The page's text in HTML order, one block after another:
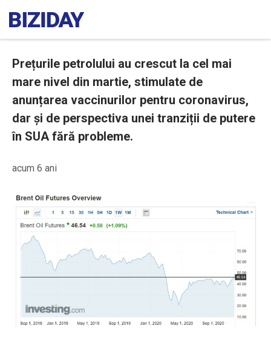
Prețurile petrolului au crescut la cel mai
mare nivel din martie, stimulate de
anunțarea vaccinurilor pentru coronavirus,
dar și de perspectiva unei tranziții de putere
în SUA fără probleme.
acum 6 ani